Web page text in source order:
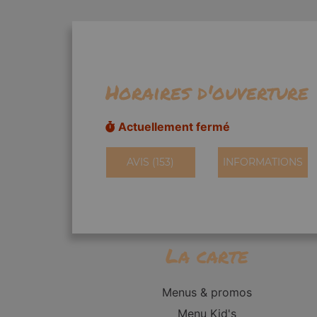
Horaires d'ouverture
Actuellement fermé
AVIS (153) INFORMATIONS
La carte
Menus & promos
Menu Kid's